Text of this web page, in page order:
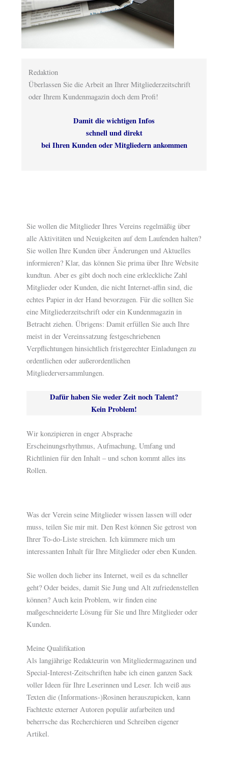
Redaktion
Überlassen Sie die Arbeit an Ihrer Mitgliederzeitschrift
oder Ihrem Kundenmagazin doch dem Profi!
Damit die wichtigen Infos
schnell und direkt
bei Ihren Kunden oder Mitgliedern ankommen
Sie wollen die Mitglieder Ihres Vereins regelmäßig über
alle Aktivitäten und Neuigkeiten auf dem Laufenden halten?
Sie wollen Ihre Kunden über Änderungen und Aktuelles
informieren? Klar, das können Sie prima über Ihre Website
kundtun. Aber es gibt doch noch eine erkleckliche Zahl
Mitglieder oder Kunden, die nicht Internet-affin sind, die
echtes Papier in der Hand bevorzugen. Für die sollten Sie
eine Mitgliederzeitschrift oder ein Kundenmagazin in
Betracht ziehen. Übrigens: Damit erfüllen Sie auch Ihre
meist in der Vereinssatzung festgeschriebenen
Verpflichtungen hinsichtlich fristgerechter Einladungen zu
ordentlichen oder außerordentlichen
Mitgliederversammlungen.
Dafür haben Sie weder Zeit noch Talent?
Kein Problem!
Wir konzipieren in enger Absprache
Erscheinungsrhythmus, Aufmachung, Umfang und
Richtlinien für den Inhalt – und schon kommt alles ins
Rollen.
Was der Verein seine Mitglieder wissen lassen will oder
muss, teilen Sie mir mit. Den Rest können Sie getrost von
Ihrer To-do-Liste streichen. Ich kümmere mich um
interessanten Inhalt für Ihre Mitglieder oder eben Kunden.
Sie wollen doch lieber ins Internet, weil es da schneller
geht? Oder beides, damit Sie Jung und Alt zufriedenstellen
können? Auch kein Problem, wir finden eine
maßgeschneiderte Lösung für Sie und Ihre Mitglieder oder
Kunden.
Meine Qualifikation
Als langjährige Redakteurin von Mitgliedermagazinen und
Special-Interest-Zeitschriften habe ich einen ganzen Sack
voller Ideen für Ihre Leserinnen und Leser. Ich weiß aus
Texten die (Informations-)Rosinen herauszupicken, kann
Fachtexte externer Autoren populär aufarbeiten und
beherrsche das Recherchieren und Schreiben eigener
Artikel.